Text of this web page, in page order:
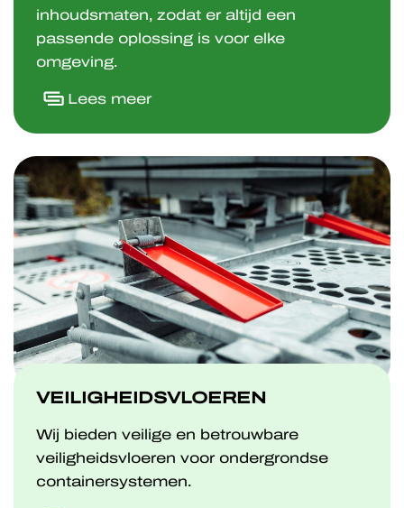
inhoudsmaten, zodat er altijd een
passende oplossing is voor elke
omgeving.
Lees meer
VEILIGHEIDSVLOEREN
Wij bieden veilige en betrouwbare
veiligheidsvloeren voor ondergrondse
containersystemen.